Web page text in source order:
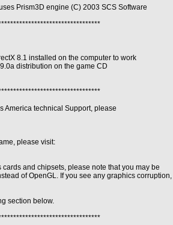
Prism3D engine (C) 2003 SCS Software
8.1 installed on the computer to work
distribution on the game CD
America technical Support, please
please visit:
and chipsets, please note that you may be
of OpenGL. If you see any graphics corruption,
section below.